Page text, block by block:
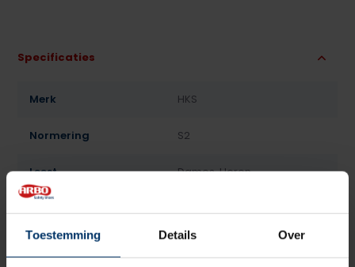
Toestemming Details Over
Specificaties
Merk HKS
Normering S2
Leest Dames, Heren
Sluiting Boa